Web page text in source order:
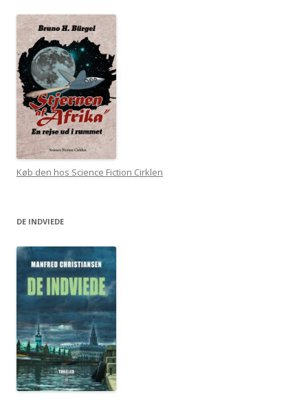
Køb den hos Science Fiction Cirklen
DE INDVIEDE